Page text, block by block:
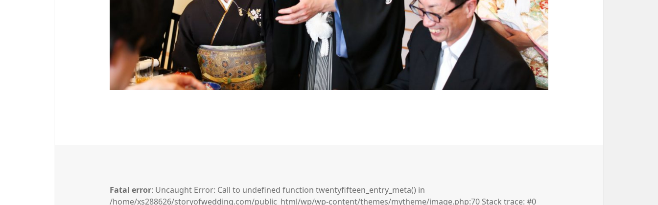
Fatal error: Uncaught Error: Call to undefined function twentyfifteen_entry_meta() in
/home/xs288626/storyofwedding.com/public_html/wp/wp-content/themes/mytheme/image.php:70 Stack trace: #0